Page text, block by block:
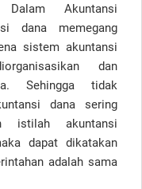
Akuntansi
dana memegang
sistem akuntansi
dan
Sehingga tidak
dana sering
istilah akuntansi
dapat dikatakan
adalah sama